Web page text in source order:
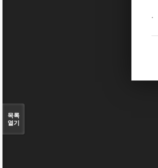
.
목록
열기